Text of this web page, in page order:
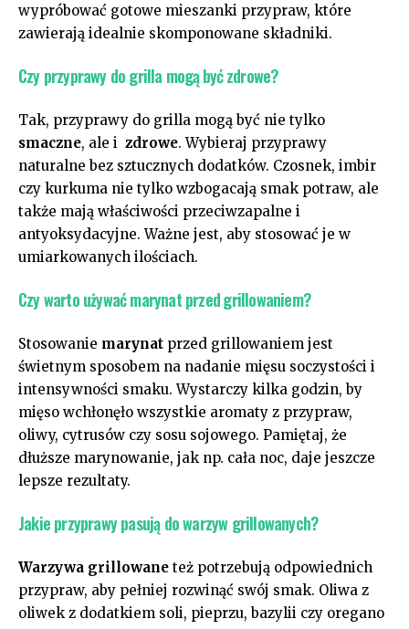
wypróbować‍ gotowe‌ mieszanki⁣ przypraw, które
zawierają idealnie skomponowane składniki.
Czy przyprawy do‌ grilla mogą ⁤być⁢ zdrowe?
Tak, przyprawy do‌ grilla ​mogą być ‌nie tylko ‌
smaczne, ale i ⁣ zdrowe. Wybieraj przyprawy
naturalne⁣ bez sztucznych dodatków. ‍Czosnek,‍ imbir
czy kurkuma ⁣nie tylko wzbogacają ⁣smak potraw, ale‍
także mają właściwości​ przeciwzapalne​ i
antyoksydacyjne. ​Ważne⁤ jest, aby stosować je‌ w
umiarkowanych ilościach.
Czy warto używać marynat przed ⁤grillowaniem?
Stosowanie​ marynat ‍przed grillowaniem ‌jest
świetnym sposobem na nadanie mięsu ⁣soczystości i
intensywności smaku. Wystarczy ‌kilka godzin,⁣ by
mięso wchłonęło wszystkie aromaty z przypraw,
oliwy,‌ cytrusów czy ​sosu sojowego.⁢ Pamiętaj, że
dłuższe marynowanie, jak np. cała ​noc, daje jeszcze
lepsze rezultaty.
Jakie​ przyprawy pasują do warzyw grillowanych?
Warzywa grillowane też potrzebują odpowiednich
przypraw, aby ⁤pełniej rozwinąć swój ⁣smak. Oliwa z
oliwek ⁤z ⁣dodatkiem soli, pieprzu, bazylii czy oregano